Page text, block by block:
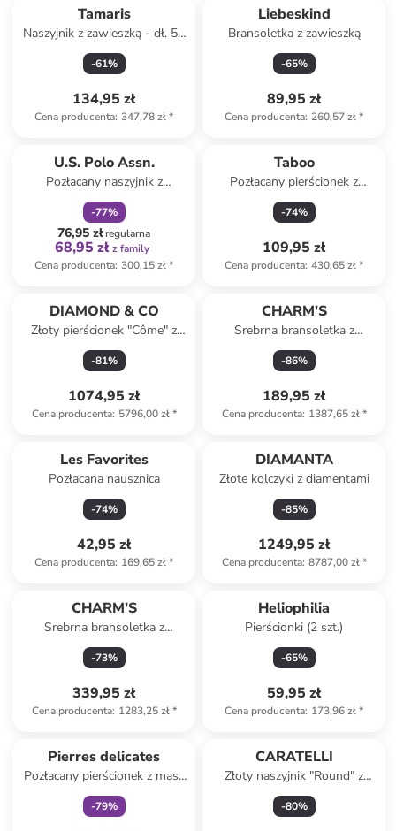
Tamaris
Naszyjnik z zawieszką - dł. 50
cm
-61%
134,95 zł
Cena producenta: 347,78 zł*
Liebeskind
Bransoletka z zawieszką
-65%
89,95 zł
Cena producenta: 260,57 zł*
U.S. Polo Assn.
Pozłacany naszyjnik z
elementem ozdobnym - dł. 70
cm
-77%
76,95 złregularna
68,95 zł z family
Cena producenta: 300,15 zł*
Taboo
Pozłacany pierścionek z
amazonitem
-74%
109,95 zł
Cena producenta: 430,65 zł*
DIAMOND & CO
Złoty pierścionek "Côme" z
diamentami
-81%
1074,95 zł
Cena producenta: 5796,00 zł*
CHARM'S
Srebrna bransoletka z
elementem ozdobnym
-86%
189,95 zł
Cena producenta: 1387,65 zł*
Les Favorites
Pozłacana nausznica
-74%
42,95 zł
Cena producenta: 169,65 zł*
DIAMANTA
Złote kolczyki z diamentami
-85%
1249,95 zł
Cena producenta: 8787,00 zł*
CHARM'S
Srebrna bransoletka z
charmsami
-73%
339,95 zł
Cena producenta: 1283,25 zł*
Heliophilia
Pierścionki (2 szt.)
-65%
59,95 zł
Cena producenta: 173,96 zł*
Pierres delicates
Pozłacany pierścionek z masą
perłową
-79%
CARATELLI
Złoty naszyjnik "Round" z
elementem ozdobnym - dł. 41
cm
-80%